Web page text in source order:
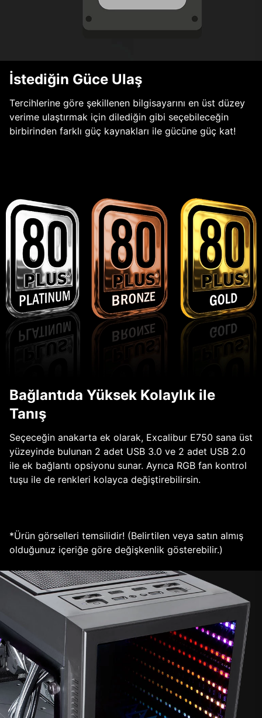
İstediğin Güce Ulaş
Tercihlerine göre şekillenen bilgisayarını en üst düzey
verime ulaştırmak için dilediğin gibi seçebileceğin
birbirinden farklı güç kaynakları ile gücüne güç kat!
Bağlantıda Yüksek Kolaylık ile
Tanış
Seçeceğin anakarta ek olarak, Excalibur E750 sana üst
yüzeyinde bulunan 2 adet USB 3.0 ve 2 adet USB 2.0
ile ek bağlantı opsiyonu sunar. Ayrıca RGB fan kontrol
tuşu ile de renkleri kolayca değiştirebilirsin.
*Ürün görselleri temsilidir! (Belirtilen veya satın almış
olduğunuz içeriğe göre değişkenlik gösterebilir.)